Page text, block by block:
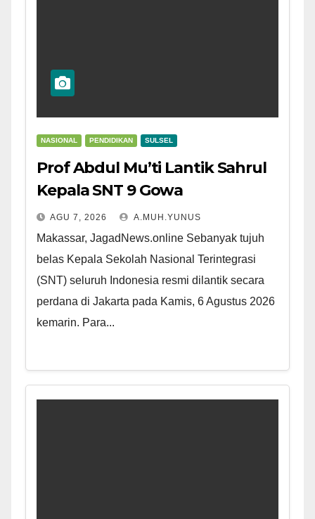
NASIONAL PENDIDIKAN SULSEL
Prof Abdul Mu’ti Lantik Sahrul
Kepala SNT 9 Gowa
AGU 7, 2026 A.MUH.YUNUS
Makassar, JagadNews.online Sebanyak tujuh
belas Kepala Sekolah Nasional Terintegrasi
(SNT) seluruh Indonesia resmi dilantik secara
perdana di Jakarta pada Kamis, 6 Agustus 2026
kemarin. Para...